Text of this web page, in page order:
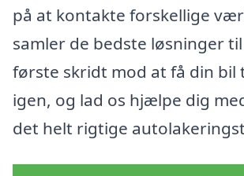
på at kontakte forskellige
samler de bedste løsninger
første skridt mod at få din bil
igen, og lad os hjælpe dig
det helt rigtige